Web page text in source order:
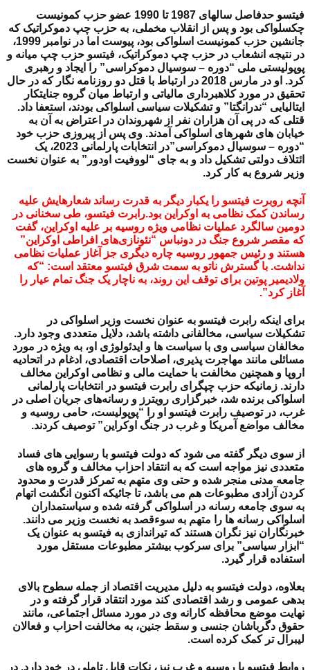
فیتسو حدفاصل سالهای 1987 تا 1990 عضو حزب کمونیست
چکسلواکی بود و پس از انقلاب مخملی، به حزب چپ دموکراتیک که
جانشین حزب کمونیست اسلواکی بود، پیوست اما در نوامبر 1999،
در نتیجه انشعاب در حزب چپ دموکراتیک، فیتسو حزب چپ میانه و
پوپولیستی ملی “دوره – سوسیال دموکراسی” را ایجاد و رهبری
کرد. او در مارس 2018 در ارتباط با قتل دو روزنامه نگار که در حال
تحقیق در مورد کلاهبرداری مالیاتی و ارتباط میان گروه جنایتکار
ایتالیایی “ندرانگتا” و تشکیلات سیاسی اسلواکی بودند، استعفا داد.
قتلی که در پی آن هزاران نفر از شهروندان در اعتراض به آن به
خیابان های شهرهای اسلواکی آمدند. وی پس از پیروزی حزب خود
“دوره – سوسیال دموکراسی”در انتخابات پارلمانی 2023، یک
ائتلاف دولتی تشکیل داد و به جای “لووفیت اودور” به عنوان نخست
وزیر شروع به کار کرد.
آنچه روبرت فیتسو را یکبار دیگر به قدرت رساند شعارهایش علیه
رساندن کمک نظامی به اوکراین بود.رابرت فیتسو، طی سخنانی در
دومین سالگرد عملیات نظامی ویژه روسیه بر علیه اوکراین، گفت
که مقصر شروع جنگ در دونباس “نئونازی‌های افراطی اوکراین”
هستند و رئیس جمهور روسیه چاره دیگری جز آغاز عملیات نظامی
نداشت. با گسترش ناتو به سمت شرق فیتسو معتقد است: “که
ولادیمیر پوتین برای توقف این روند، به ناچار یک جنگ تمام عیار را
آغاز کرد”.
برای اینکه رابرت فیتسو به عنوان نخست وزیر اسلواکی در
تشکیلات سیاسی، مخالفانی داشته باشد، دلایل متعددی وجود دارد.
مخالفان سیاسی وی با سیاست ها و ایدئولوژی او، به ویژه در مورد
مسائلی مانند مهاجرت پذیری، اصلاحات اقتصادی، ادغام در اتحادیه
اروپا و همچنین مخالفت با حمایت مالی و نظامی اوکراین مخالف
دارند. زمانیکه حزب چپگرای رابرت فیتسو در انتخابات پارلمانی
اسلواکی برنده شد، خبرگزاری رویترز و رسانه‌های جریان اصلی در
غرب، در توصیف رابرت فیتسو او را “پوپولیست، حامی روسیه و
مخالف مواضع آمریکا و غرب در جنگ اوکراین” توصیف کردند.
از سوی دیگر گفته می شود که دولت فیتسو با رسوایی های فساد
متعددی نیز مواجه است که به انتقاد احزاب مخالف و گروه های
جامعه مدنی منجر شده و حتی وی متهم به تمرکز قدرت و محدود
کردن آزادی مطبوعات هم می باشد، تا جائیکه اکنون انگشت اتهام
به سوی جامعه رسانه در اسلواکی گرفته شده و سیاستمداران
اسلواکی رسانه­ ها را متهم به سوءقصد به نخست وزیر می دانند.
خبرنگاران نیز نگران هستند که تیراندازی به فیتسو به عنوان یک
“ابزار سیاسی” برای سرکوب بیشتر مطبوعات مستقل مورد
استفاده قرار گیرد.
بعلاوه، دولت فیتسو به دلیل مدیریت اقتصاد از جمله سطوح بالای
بدهی عمومی و رشد اقتصادی کند مورد انتقاد قرار گرفته و در
نهایت موضع محافظه کارانه وی در مورد مسائل اجتماعی، مانند
حقوق دگرباشان جنسی و سقط جنین، به مخالفت احزاب و فعالان
لیبرال تر کمک کرده است.
روابط فیتسو با روسیه و غرب نیز، نکات قابل تاملی در خود دارد. در